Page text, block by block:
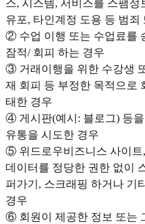
스, 시스템, 서비스를 스팸
유포, 타인계정 도용 등 범
② 수업 이행 또는 수업료를
잠적/ 회피 하는 경우
③ 거래이행을 위한 수강생
재 회피 등 부정한 목적으로
태한 경우
④ 게시판(예시: 블로그) 등
유통을 시도한 경우
⑤ 위드로우비즈니스 사이트
데이터를 정당한 권한 없이
퍼가기, 스크래핑 하거나 기
경우
⑥ 회원이 제공한 정보 또는